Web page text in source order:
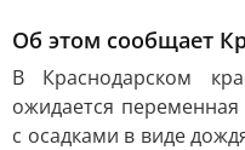
Об этом сообщает
В Краснодарском
ожидается
с осадками в виде